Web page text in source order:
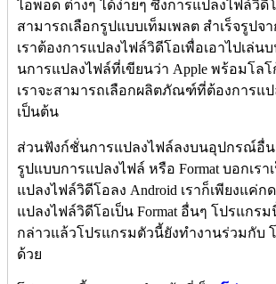
ไอพอด ต่างๆ ได้ง่ายๆ ซึ่งการแปลงไฟล์วิ
สามารถเลือกรูปแบบเท็มเพลต สำเร็จรูปจ
เราต้องการแปลงไฟล์วิดีโอเพื่อเอาไปเล่
นการแปลงไฟล์ที่เขียนว่า Apple พร้อมโล
เราจะสามารถเลือกผลิตภัณฑ์ที่ต้องการแป
เป็นต้น
ส่วนฟังก์ชั่นการแปลงไฟล์ลงบนอุปกรณ์อื่
รูปแบบการแปลงไฟล์ หรือ Format บอกเร
แปลงไฟล์วิดีโอลง Android เราก็เพียงแ
แปลงไฟล์วิดีโอเป็น Format อื่นๆ โปรแกร
กล่าวแล้วโปรแกรมตัวนี้ยังทำงานร่วมกับ โ
ด้วย